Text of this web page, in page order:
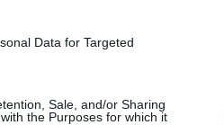
Data for Targeted
Sale, and/or Sharing
the Purposes for which it
un grave fallo
repetir con línea de
vuelva al banquillo ya